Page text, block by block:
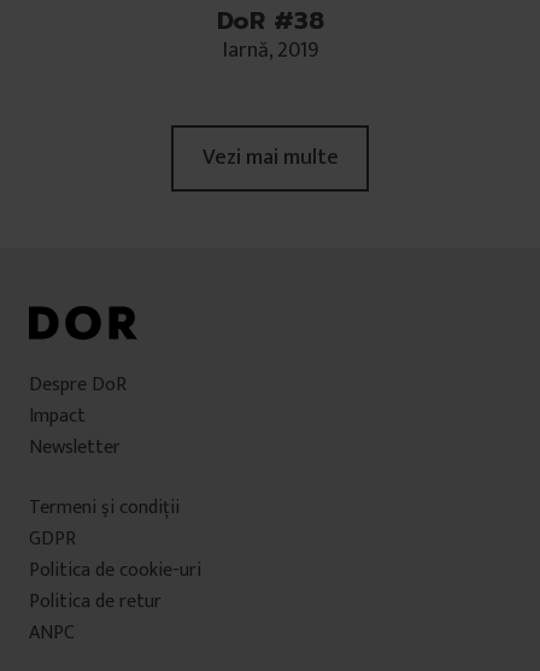
DoR #38
Iarnă, 2019
Vezi mai multe
Despre DoR
Impact
Newsletter
Termeni şi condiţii
GDPR
Politica de cookie-uri
Politica de retur
ANPC